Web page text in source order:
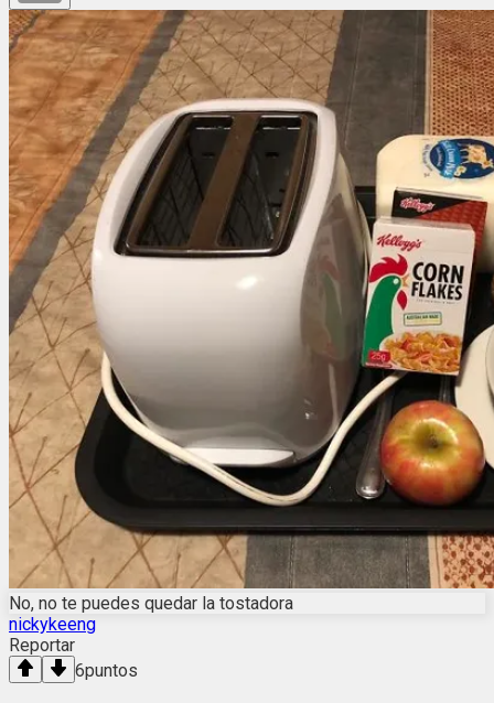
No, no te puedes quedar la tostadora
nickykeeng
Reportar
6puntos